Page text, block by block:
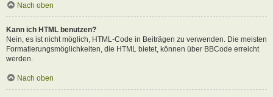
Nach oben
Kann ich HTML benutzen?
Nein, es ist nicht möglich, HTML-Code in Beiträgen zu verwenden. Die meisten
Formatierungsmöglichkeiten, die HTML bietet, können über BBCode erreicht
werden.
Nach oben